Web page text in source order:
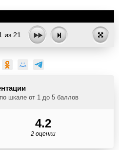
из 21
шкале от 1 до 5 баллов
4.2
2 оценки